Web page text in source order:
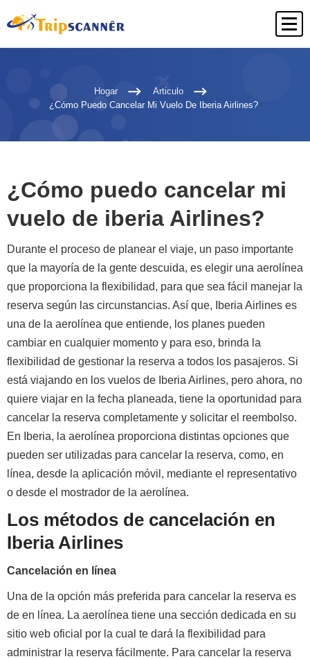
Hogar
Articulo
¿Cómo Puedo Cancelar Mi Vuelo De Iberia Airlines?
¿Cómo puedo cancelar mi
vuelo de iberia Airlines?
Durante el proceso de planear el viaje, un paso importante
que la mayoría de la gente descuida, es elegir una aerolínea
que proporciona la flexibilidad, para que sea fácil manejar la
reserva según las circunstancias. Así que, Iberia Airlines es
una de la aerolínea que entiende, los planes pueden
cambiar en cualquier momento y para eso, brinda la
flexibilidad de gestionar la reserva a todos los pasajeros. Si
está viajando en los vuelos de Iberia Airlines, pero ahora, no
quiere viajar en la fecha planeada, tiene la oportunidad para
cancelar la reserva completamente y solicitar el reembolso.
En Iberia, la aerolínea proporciona distintas opciones que
pueden ser utilizadas para cancelar la reserva, como, en
línea, desde la aplicación móvil, mediante el representativo
o desde el mostrador de la aerolínea.
Los métodos de cancelación en
Iberia Airlines
Cancelación en línea
Una de la opción más preferida para cancelar la reserva es
de en línea. La aerolínea tiene una sección dedicada en su
sitio web oficial por la cual te dará la flexibilidad para
administrar la reserva fácilmente. Para cancelar la reserva